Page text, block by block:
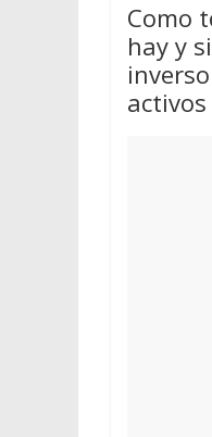
Como
hay y